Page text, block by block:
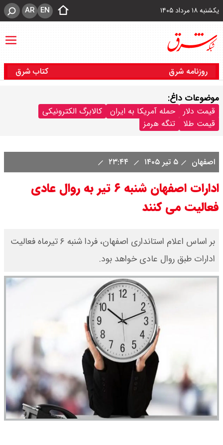
یکشنبه ۱۸ مرداد ۱۴۰۵ EN
AR
روزنامه شرق کتاب شرق
موضوعات داغ:
قیمت دلار حمله آمریکا به ایران
کالابرگ الکترونیکی
قیمت طلا
تنگه هرمز
اصفهان ۵ تیر ۱۴۰۵
ادارات اصفهان شنبه ۶ تیر به روال عادی
فعالیت می کنند
بر اساس اعلام استانداری اصفهان، فردا شنبه ۶ تیرماه فعالیت
ادارات طبق روال عادی خواهد بود.